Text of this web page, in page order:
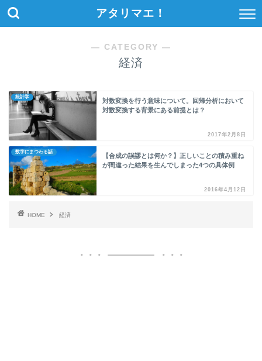
アタリマエ！
― CATEGORY ―
経済
統計学
対数変換を行う意味について。回帰分析において
対数変換する背景にある前提とは？
2017年2月8日
数字にまつわる話
【合成の誤謬とは何か？】正しいことの積み重ね
が間違った結果を生んでしまった4つの具体例
2016年4月12日
HOME 経済